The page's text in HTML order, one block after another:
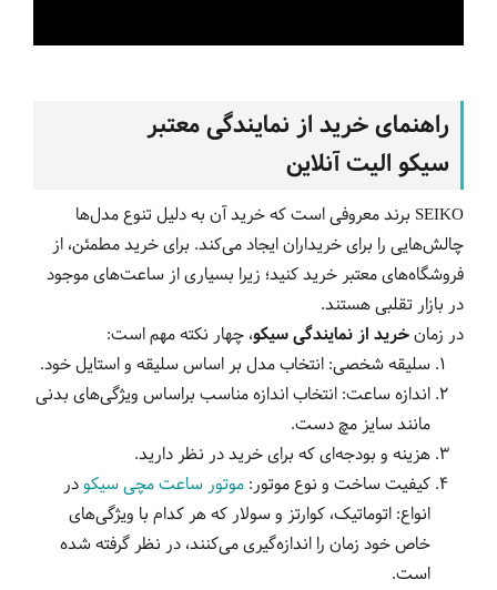
راهنمای خرید از نمایندگی معتبر
سیکو الیت آنلاین
SEIKO برند معروفی است که خرید آن به دلیل تنوع مدل‌ها
چالش‌هایی را برای خریداران ایجاد می‌کند. برای خرید مطمئن، از
فروشگاه‌های معتبر خرید کنید؛ زیرا بسیاری از ساعت‌های موجود
در بازار تقلبی هستند.
در زمانخرید از نمایندگی سیکو، چهار نکته مهم است:
سلیقه شخصی: انتخاب مدل بر اساس سلیقه و استایل خود.
اندازه ساعت: انتخاب اندازه مناسب براساس ویژگی‌های بدنی
مانند سایز مچ دست.
هزینه و بودجه‌ای که برای خرید در نظر دارید.
کیفیت ساخت و نوع موتور: موتور ساعت مچی سیکودر
انواع: اتوماتیک، کوارتز و سولار که هر کدام با ویژگی‌های
خاص خود زمان را اندازه‌گیری می‌کنند، در نظر گرفته شده
است.